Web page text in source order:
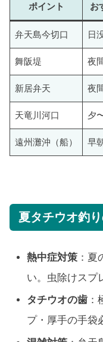
ポイント お
弁天島今切口 日
舞阪堤 夜
新居弁天 夜
天竜川河口 夕
遠州灘沖（船） 早
夏タチウオ釣
熱中症対策 ：
い。虫除けスプ
タチウオの歯
プ・厚手の手袋